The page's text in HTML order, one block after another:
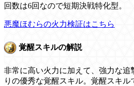
回数は6回なので短期決戦特化型。
悪魔ほむらの火力検証はこちら
覚醒スキルの解説
非常に高い火力に加えて、強力な追
りの優秀な覚醒スキル。覚醒スキ